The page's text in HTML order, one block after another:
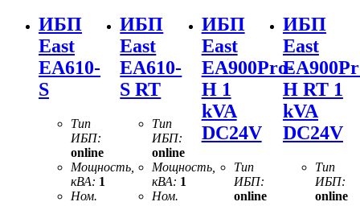
ИБП
East
EA610-
S
Тип
ИБП:
online
Мощность,
кВА: 1
Ном.
ИБП
East
EA610-
S RT
Тип
ИБП:
online
Мощность,
кВА: 1
Ном.
ИБП
East
EA900Pro-
H 1
kVA
DC24V
Тип
ИБП:
online
ИБП
East
H RT 1
kVA
DC24V
Тип
ИБП:
online